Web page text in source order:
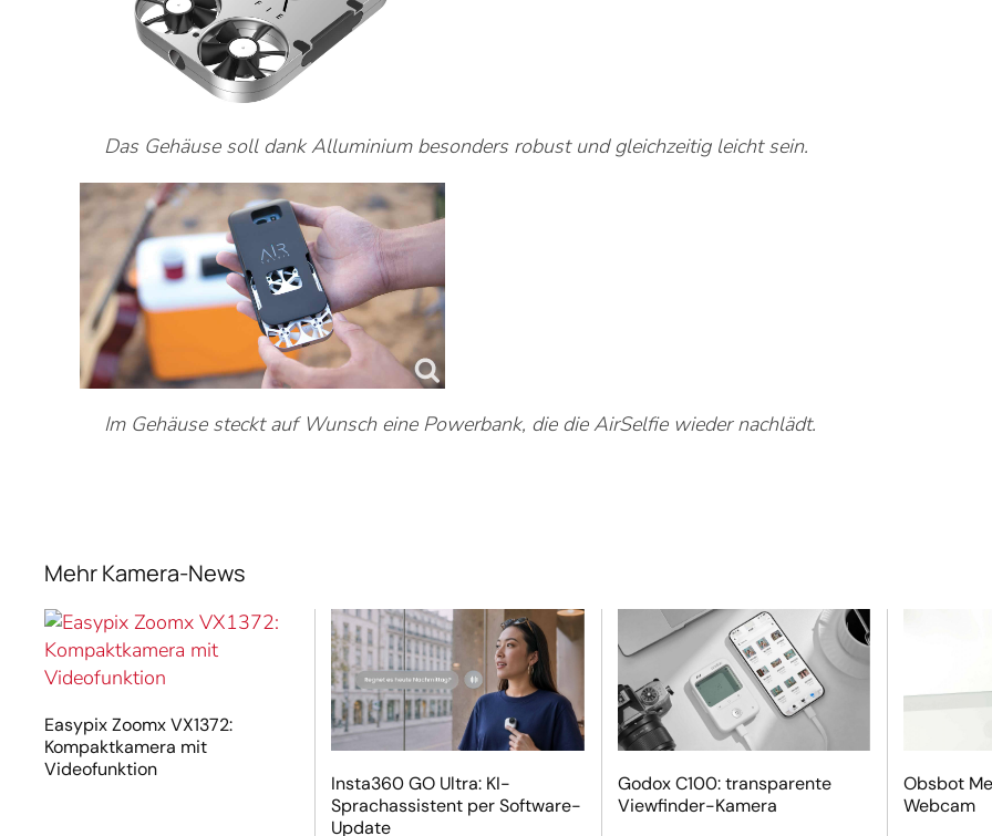
Das Gehäuse soll dank Alluminium besonders robust und gleichzeitig leicht sein.
Im Gehäuse steckt auf Wunsch eine Powerbank, die die AirSelfie wieder nachlädt.
Mehr Kamera-News
Easypix Zoomx VX1372:
Kompaktkamera mit
Videofunktion
Insta360 GO Ultra: KI-
Sprachassistent per Software-
Update
Godox C100: transparente
Viewfinder-Kamera
Obsbot
Webcam